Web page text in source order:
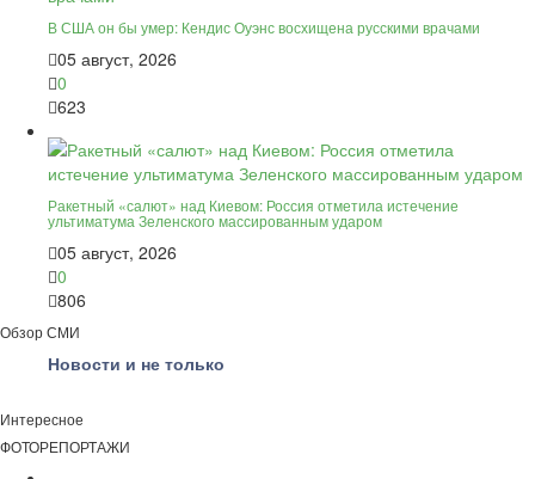
В США он бы умер: Кендис Оуэнс восхищена русскими врачами
05 август, 2026
0
623
Ракетный «салют» над Киевом: Россия отметила истечение
ультиматума Зеленского массированным ударом
05 август, 2026
0
806
Обзор СМИ
Новости и не только
Интересное
ФОТОРЕПОРТАЖИ